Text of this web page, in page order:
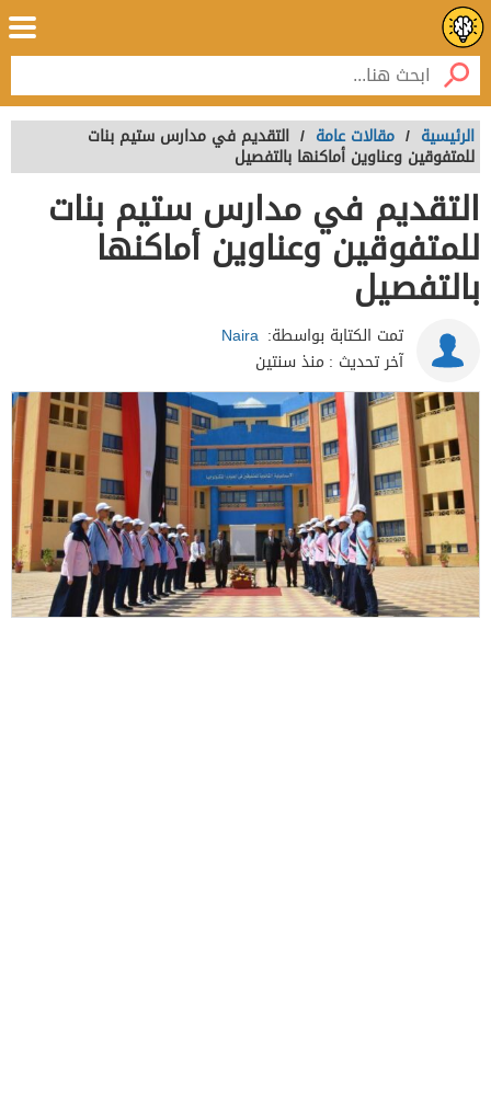
الرئيسية / مقالات عامة / التقديم في مدارس ستيم بنات
للمتفوقين وعناوين أماكنها بالتفصيل
التقديم في مدارس ستيم بنات
للمتفوقين وعناوين أماكنها
بالتفصيل
تمت الكتابة بواسطة: Naira
آخر تحديث : منذ سنتين